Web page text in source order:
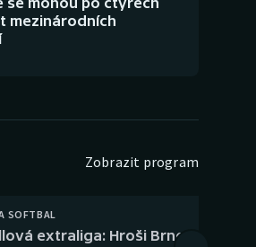
mezinárodních
Zobrazit program
SOFTBAL
extraliga: Hroši Brno – Eagles